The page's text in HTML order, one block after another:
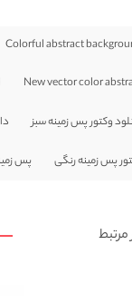
Colorful abstract
New vector color
وکتور پس زمینه سبز
پس زمینه رنگی پس
مرتبط